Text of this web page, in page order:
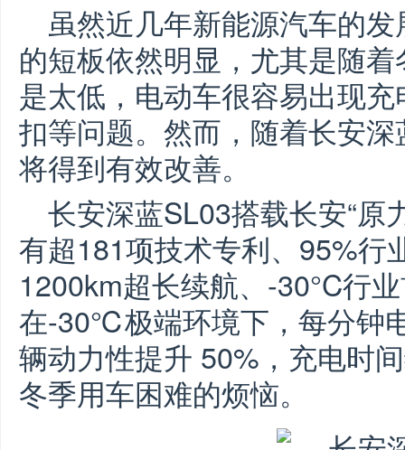
虽然近几年新能源汽车的
的短板依然明显，尤其是随
是太低，电动车很容易出现
扣等问题。然而，随着长安
将得到有效改善。
长安深蓝SL03搭载长安“原
有超181项技术专利、95%行
1200km超长续航、-30°C行
在-30℃极端环境下，每分钟
辆动力性提升 50%，充电时
冬季用车困难的烦恼。